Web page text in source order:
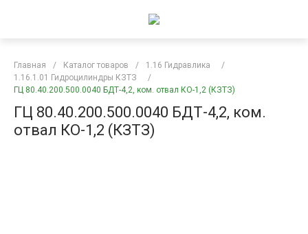
Главная / Каталог товаров / 1.16 Гидравлика
/
1.16.1.01 Гидроцилиндры КЗТЗ
/
ГЦ 80.40.200.500.0040 БДТ-4,2, ком. отвал КО-1,2 (КЗТЗ)
ГЦ 80.40.200.500.0040 БДТ-4,2, ком.
отвал КО-1,2 (КЗТЗ)